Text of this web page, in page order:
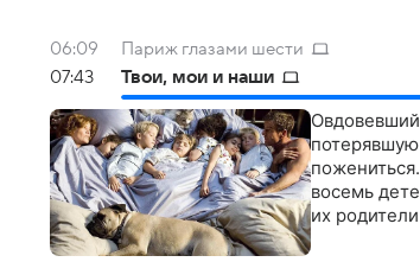
06:09
Париж глазами шести
07:43
Твои, мои и наши
восемь
их